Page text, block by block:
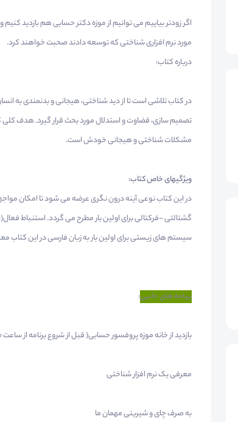
اگر زودتر بیاییم می توانیم از موزه دکتر حسابی هم بازدید
مورد نرم افزاری شناختی که توسعه دادند صحبت خواهند کرد.
درباره کتاب:
در کتاب تلاشی است تا از دید شناختی، هیجانی و بدنمندی به
مشکلات شناختی و هیجانی خودش است.
ویژگیهای خاص کتاب:
در این کتاب نوعی آینه درون نگری عرضه می شود تا امکان
سیستم های زیستی برای اولین بار به زبان فارسی در این کتاب
برنامه های جانبی:
بازدید از خانه موزه پروفسور حسابی( قبل از شروع برنامه از ساعت ۱۴:۳۰ تا۱۶ موزه پذیرای شما برای بازدید است)
معرفی یک نرم افزار شناختی
به صرف چای و شیرینی مهمان ما